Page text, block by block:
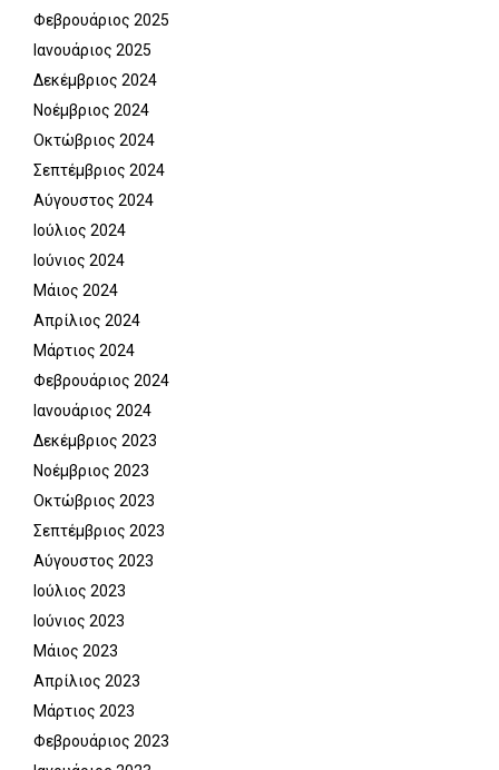
Φεβρουάριος 2025
Ιανουάριος 2025
Δεκέμβριος 2024
Νοέμβριος 2024
Οκτώβριος 2024
Σεπτέμβριος 2024
Αύγουστος 2024
Ιούλιος 2024
Ιούνιος 2024
Μάιος 2024
Απρίλιος 2024
Μάρτιος 2024
Φεβρουάριος 2024
Ιανουάριος 2024
Δεκέμβριος 2023
Νοέμβριος 2023
Οκτώβριος 2023
Σεπτέμβριος 2023
Αύγουστος 2023
Ιούλιος 2023
Ιούνιος 2023
Μάιος 2023
Απρίλιος 2023
Μάρτιος 2023
Φεβρουάριος 2023